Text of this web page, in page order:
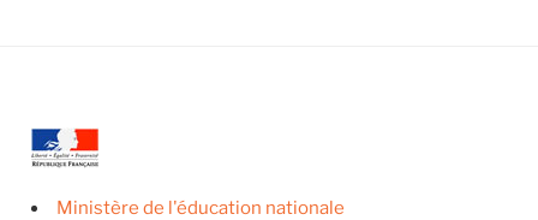
Ministère de l'éducation nationale